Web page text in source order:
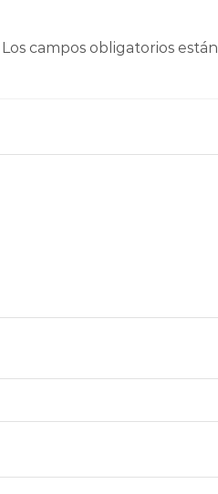
Los campos obligatorios están